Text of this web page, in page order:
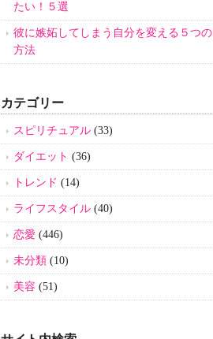
たい！５選
彼に嫉妬してしまう自分を変える５つの
方法
カテゴリー
スピリチュアル (33)
ダイエット (36)
トレンド (14)
ライフスタイル (40)
恋愛 (446)
未分類 (10)
美容 (51)